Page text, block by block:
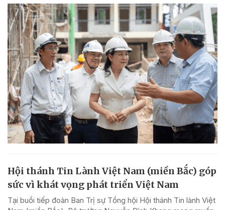
Hội thánh Tin Lành Việt Nam (miền Bắc) góp
sức vì khát vọng phát triển Việt Nam
Tại buổi tiếp đoàn Ban Trị sự Tổng hội Hội thánh Tin lành Việt